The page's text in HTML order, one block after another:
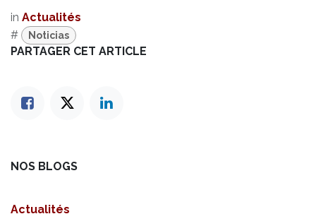
in Actualités
#
Noticias
PARTAGER CET ARTICLE
NOS BLOGS
Actualités